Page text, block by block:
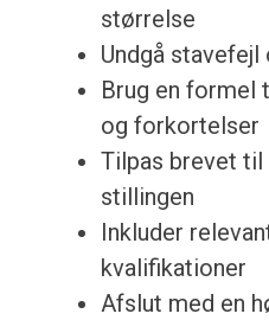
størrelse
Undgå
Brug en formel
og forkortelser
Tilpas brevet til
stillingen
Inkluder
kvalifikationer
Afslut med en